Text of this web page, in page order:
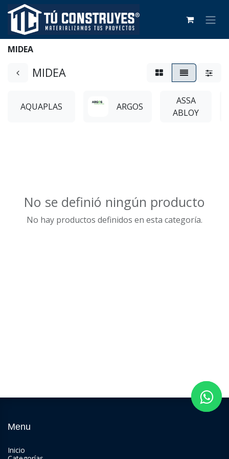
MIDEA
MIDEA
AQUAPLAS ARGOS
ASSA
ABLOY
No se definió ningún producto
No hay productos definidos en esta categoría.
Menu
Inicio